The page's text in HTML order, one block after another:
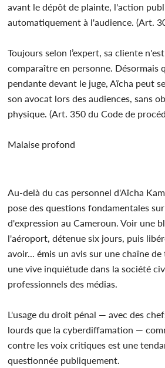
avant le dépôt de plainte, l'action
automatiquement à l'audience. (Art.
Toujours selon l’expert, sa cliente
comparaître en personne. Désormais
pendante devant le juge, Aïcha peut
son avocat lors des audiences, sans
physique. (Art. 350 du Code de
Malaise profond
Au-delà du cas personnel d'Aïcha
pose des questions fondamentales
d'expression au Cameroun. Voir une
l'aéroport, détenue six jours, puis
avoir... émis un avis sur une chaîne
une vive inquiétude dans la société
professionnels des médias.
L'usage du droit pénal — avec des
lourds que la cyberdiffamation —
contre les voix critiques est une
questionnée publiquement.